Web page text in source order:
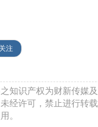
注
知识产权为财新传媒
经许可，禁止进行转
。